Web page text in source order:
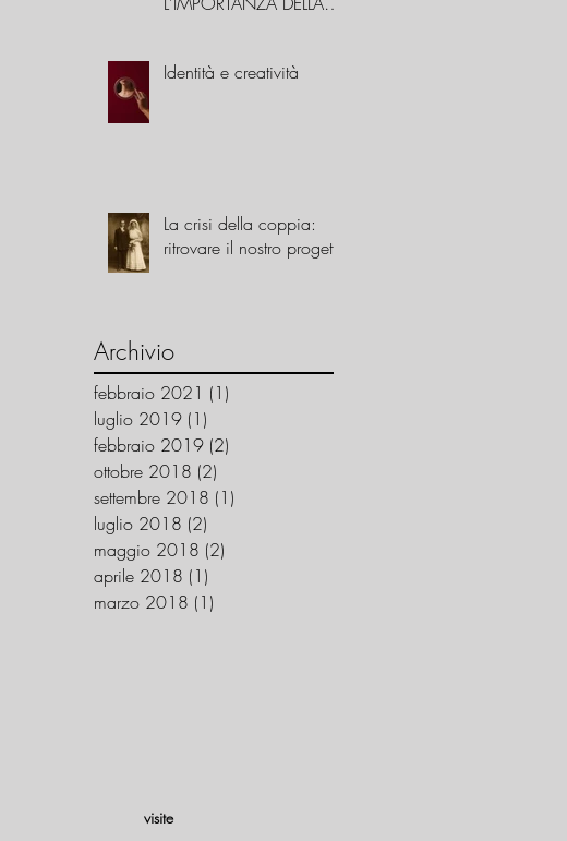
Identità e creatività
La crisi della coppia:
ritrovare il nostro progetto
Archivio
febbraio 2021 (1)
luglio 2019 (1)
febbraio 2019 (2)
ottobre 2018 (2)
settembre 2018 (1)
luglio 2018 (2)
maggio 2018 (2)
aprile 2018 (1)
marzo 2018 (1)
visite